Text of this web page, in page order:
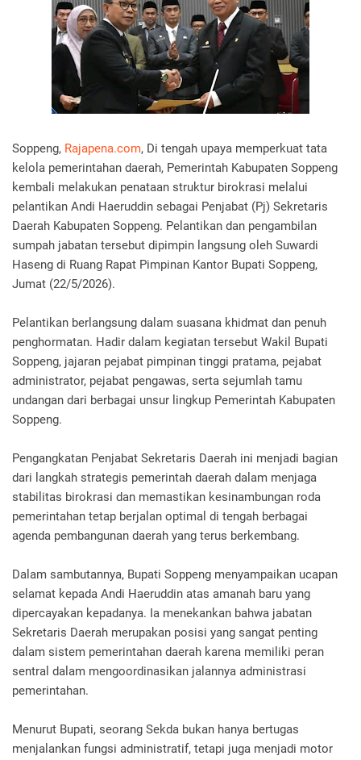
Soppeng, Rajapena.com, Di tengah upaya memperkuat tata
kelola pemerintahan daerah, Pemerintah Kabupaten Soppeng
kembali melakukan penataan struktur birokrasi melalui
pelantikan Andi Haeruddin sebagai Penjabat (Pj) Sekretaris
Daerah Kabupaten Soppeng. Pelantikan dan pengambilan
sumpah jabatan tersebut dipimpin langsung oleh Suwardi
Haseng di Ruang Rapat Pimpinan Kantor Bupati Soppeng,
Jumat (22/5/2026).
Pelantikan berlangsung dalam suasana khidmat dan penuh
penghormatan. Hadir dalam kegiatan tersebut Wakil Bupati
Soppeng, jajaran pejabat pimpinan tinggi pratama, pejabat
administrator, pejabat pengawas, serta sejumlah tamu
undangan dari berbagai unsur lingkup Pemerintah Kabupaten
Soppeng.
Pengangkatan Penjabat Sekretaris Daerah ini menjadi bagian
dari langkah strategis pemerintah daerah dalam menjaga
stabilitas birokrasi dan memastikan kesinambungan roda
pemerintahan tetap berjalan optimal di tengah berbagai
agenda pembangunan daerah yang terus berkembang.
Dalam sambutannya, Bupati Soppeng menyampaikan ucapan
selamat kepada Andi Haeruddin atas amanah baru yang
dipercayakan kepadanya. Ia menekankan bahwa jabatan
Sekretaris Daerah merupakan posisi yang sangat penting
dalam sistem pemerintahan daerah karena memiliki peran
sentral dalam mengoordinasikan jalannya administrasi
pemerintahan.
Menurut Bupati, seorang Sekda bukan hanya bertugas
menjalankan fungsi administratif, tetapi juga menjadi motor